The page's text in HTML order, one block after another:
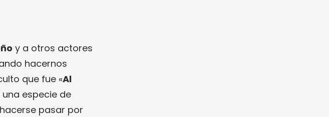
y a otros actores
hacernos
que fue «Al
una especie de
pasar por